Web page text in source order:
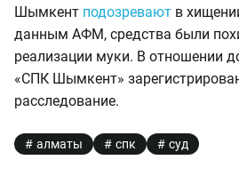
Шымкент подозревают в
данным АФМ, средства были
реализации муки. В отношении
«СПК Шымкент»
расследование.
алматы спк суд